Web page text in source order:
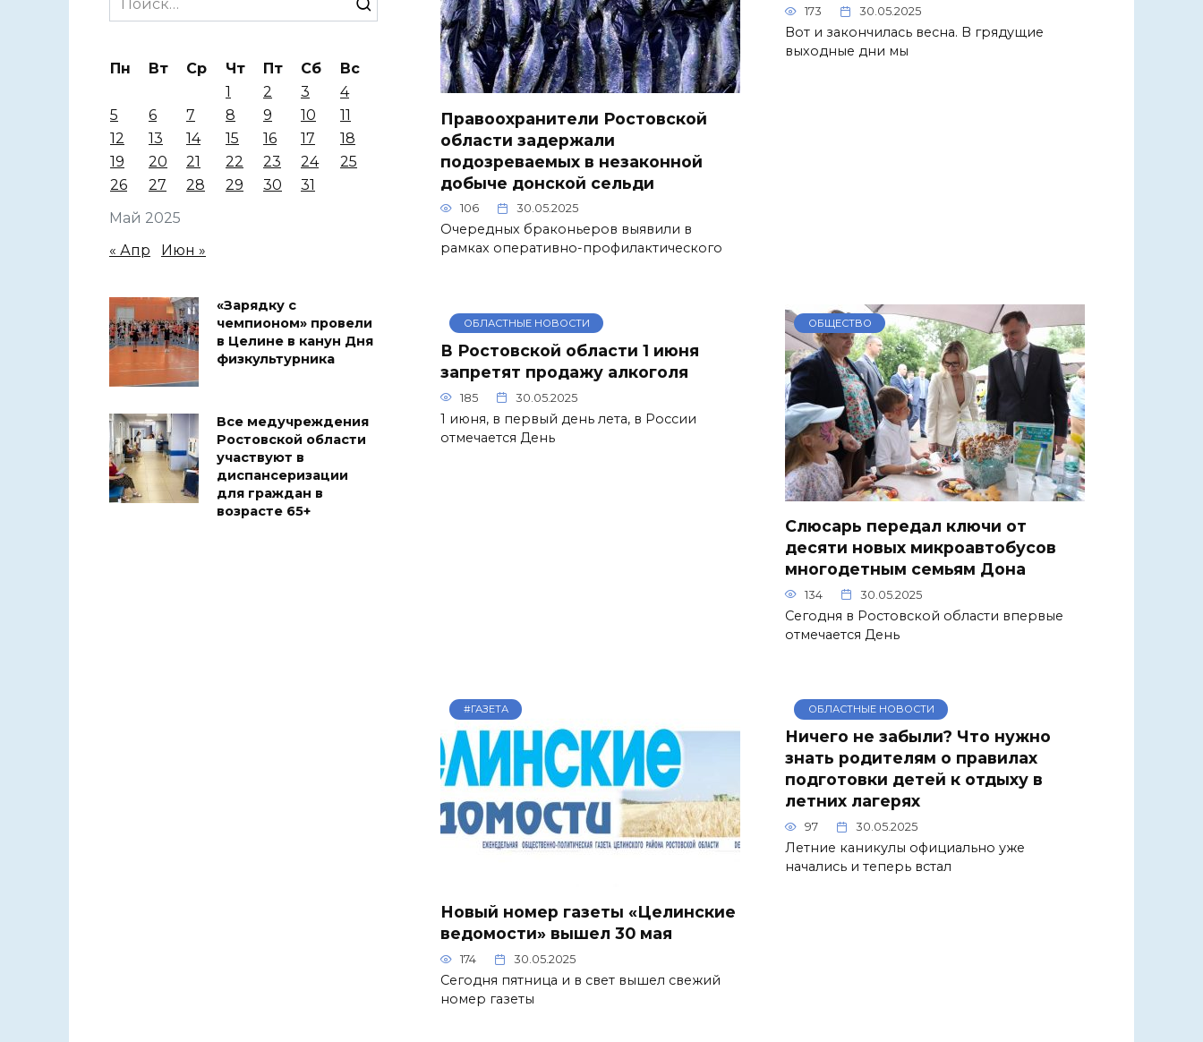
Правоохранители Ростовской
области задержали
подозреваемых в незаконной
добыче донской сельди
106 30.05.2025
Очередных браконьеров выявили в
рамках оперативно-профилактического
173 30.05.2025
Вот и закончилась весна. В грядущие
выходные дни мы
ОБЛАСТНЫЕ НОВОСТИ
В Ростовской области 1 июня
запретят продажу алкоголя
185 30.05.2025
1 июня, в первый день лета, в России
отмечается День
ОБЩЕСТВО
Слюсарь передал ключи от
десяти новых микроавтобусов
многодетным семьям Дона
134 30.05.2025
Сегодня в Ростовской области впервые
отмечается День
#ГАЗЕТА
Новый номер газеты «Целинские
ведомости» вышел 30 мая
174 30.05.2025
Сегодня пятница и в свет вышел свежий
номер газеты
ОБЛАСТНЫЕ НОВОСТИ
Ничего не забыли? Что нужно
знать родителям о правилах
подготовки детей к отдыху в
летних лагерях
97 30.05.2025
Летние каникулы официально уже
начались и теперь встал
for:
Май 2025
Пн Вт Ср Чт Пт Сб
Вс
1
2 3
4
5
6 7 8 9 10
11
12
13 14 15 16 17
18
19
20 21 22 23 24
25
26
27 28 29 30 31
« Апр Июн »
«Зарядку с
чемпионом» провели
в Целине в канун Дня
физкультурника
Все медучреждения
Ростовской области
участвуют в
диспансеризации
для граждан в
возрасте 65+